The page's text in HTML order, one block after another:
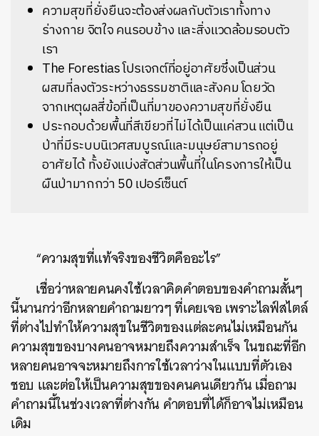
ความสุขที่ยั่งยืนจะต้องส่งผลกับตัวเราทั้งทาง
ร่างกาย จิตใจ คนรอบข้าง และสิ่งแวดล้อมรอบตัว
เรา
The Forestias โปรเจกต์ที่อยู่อาศัยซึ่งเป็นส่วน
ผสมที่ลงตัวระหว่างธรรมชาติและสังคม โดยวัด
จากเหตุผลสี่ข้อที่เป็นที่มาของความสุขที่ยั่งยืน
ประกอบด้วยพื้นที่สีเขียวที่ไม่ได้เป็นแค่สวน แต่เป็น
ป่าที่มีระบบนิเวศสมบูรณ์และมนุษย์สามารถอยู่
อาศัยได้ ทั้งยังแบ่งสัดส่วนพื้นที่ในโครงการให้เป็น
ผืนป่ามากกว่า 50 เปอร์เซ็นต์
“ความสุขที่แท้จริงของชีวิตคืออะไร”
เชื่อว่าหลายคนคงใช้เวลาคิดคำตอบของคำถามสั้นๆ
นี้นานกว่าอีกหลายคำถามยาวๆ ที่เคยเจอ เพราะไลฟ์สไตล์
ที่ต่างไปทำให้ความสุขในชีวิตของแต่ละคนไม่เหมือนกัน
ความสุขของบางคนอาจหมายถึงความสำเร็จ ในขณะที่อีก
หลายคนอาจจะหมายถึงการใช้เวลาว่างในแบบที่ตัวเอง
ชอบ และต่อให้เป็นความสุขของคนคนเดียวกัน เมื่อถาม
คำถามนี้ในช่วงเวลาที่ต่างกัน คำตอบที่ได้ก็อาจไม่เหมือน
เดิม